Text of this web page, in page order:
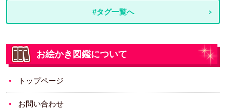
#タグ一覧へ
お絵かき図鑑について
トップページ
お問い合わせ